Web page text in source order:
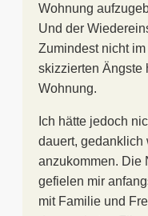
Wohnung
Und der
Zumindest nicht
skizzierten Ängste
Wohnung.
Ich hätte jedoch
dauert, gedanklich
anzukommen. Die
gefielen mir
mit Familie und